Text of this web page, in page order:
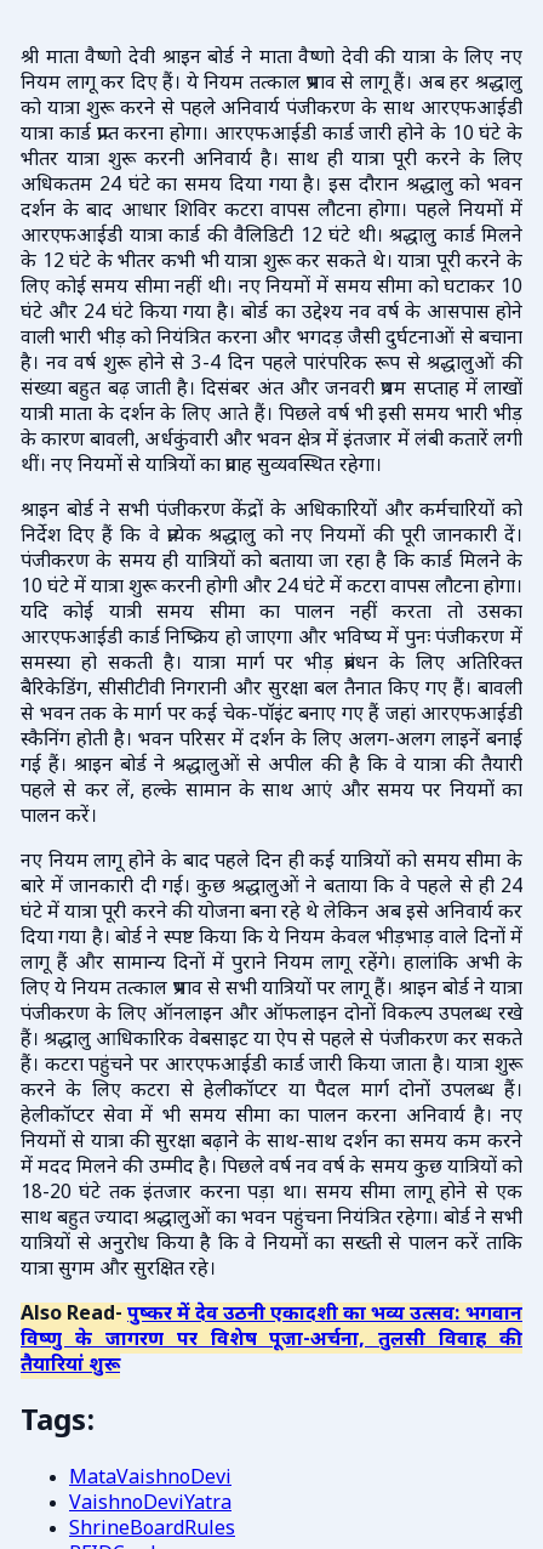
श्री माता वैष्णो देवी श्राइन बोर्ड ने माता वैष्णो देवी की यात्रा के लिए नए
नियम लागू कर दिए हैं। ये नियम तत्काल प्रभाव से लागू हैं। अब हर श्रद्धालु
को यात्रा शुरू करने से पहले अनिवार्य पंजीकरण के साथ आरएफआईडी
यात्रा कार्ड प्राप्त करना होगा। आरएफआईडी कार्ड जारी होने के 10 घंटे के
भीतर यात्रा शुरू करनी अनिवार्य है। साथ ही यात्रा पूरी करने के लिए
अधिकतम 24 घंटे का समय दिया गया है। इस दौरान श्रद्धालु को भवन
दर्शन के बाद आधार शिविर कटरा वापस लौटना होगा। पहले नियमों में
आरएफआईडी यात्रा कार्ड की वैलिडिटी 12 घंटे थी। श्रद्धालु कार्ड मिलने
के 12 घंटे के भीतर कभी भी यात्रा शुरू कर सकते थे। यात्रा पूरी करने के
लिए कोई समय सीमा नहीं थी। नए नियमों में समय सीमा को घटाकर 10
घंटे और 24 घंटे किया गया है। बोर्ड का उद्देश्य नव वर्ष के आसपास होने
वाली भारी भीड़ को नियंत्रित करना और भगदड़ जैसी दुर्घटनाओं से बचाना
है। नव वर्ष शुरू होने से 3-4 दिन पहले पारंपरिक रूप से श्रद्धालुओं की
संख्या बहुत बढ़ जाती है। दिसंबर अंत और जनवरी प्रथम सप्ताह में लाखों
यात्री माता के दर्शन के लिए आते हैं। पिछले वर्ष भी इसी समय भारी भीड़
के कारण बावली, अर्धकुंवारी और भवन क्षेत्र में इंतजार में लंबी कतारें लगी
थीं। नए नियमों से यात्रियों का प्रवाह सुव्यवस्थित रहेगा।
श्राइन बोर्ड ने सभी पंजीकरण केंद्रों के अधिकारियों और कर्मचारियों को
निर्देश दिए हैं कि वे प्रत्येक श्रद्धालु को नए नियमों की पूरी जानकारी दें।
पंजीकरण के समय ही यात्रियों को बताया जा रहा है कि कार्ड मिलने के
10 घंटे में यात्रा शुरू करनी होगी और 24 घंटे में कटरा वापस लौटना होगा।
यदि कोई यात्री समय सीमा का पालन नहीं करता तो उसका
आरएफआईडी कार्ड निष्क्रिय हो जाएगा और भविष्य में पुनः पंजीकरण में
समस्या हो सकती है। यात्रा मार्ग पर भीड़ प्रबंधन के लिए अतिरिक्त
बैरिकेडिंग, सीसीटीवी निगरानी और सुरक्षा बल तैनात किए गए हैं। बावली
से भवन तक के मार्ग पर कई चेक-पॉइंट बनाए गए हैं जहां आरएफआईडी
स्कैनिंग होती है। भवन परिसर में दर्शन के लिए अलग-अलग लाइनें बनाई
गई हैं। श्राइन बोर्ड ने श्रद्धालुओं से अपील की है कि वे यात्रा की तैयारी
पहले से कर लें, हल्के सामान के साथ आएं और समय पर नियमों का
पालन करें।
नए नियम लागू होने के बाद पहले दिन ही कई यात्रियों को समय सीमा के
बारे में जानकारी दी गई। कुछ श्रद्धालुओं ने बताया कि वे पहले से ही 24
घंटे में यात्रा पूरी करने की योजना बना रहे थे लेकिन अब इसे अनिवार्य कर
दिया गया है। बोर्ड ने स्पष्ट किया कि ये नियम केवल भीड़भाड़ वाले दिनों में
लागू हैं और सामान्य दिनों में पुराने नियम लागू रहेंगे। हालांकि अभी के
लिए ये नियम तत्काल प्रभाव से सभी यात्रियों पर लागू हैं। श्राइन बोर्ड ने यात्रा
पंजीकरण के लिए ऑनलाइन और ऑफलाइन दोनों विकल्प उपलब्ध रखे
हैं। श्रद्धालु आधिकारिक वेबसाइट या ऐप से पहले से पंजीकरण कर सकते
हैं। कटरा पहुंचने पर आरएफआईडी कार्ड जारी किया जाता है। यात्रा शुरू
करने के लिए कटरा से हेलीकॉप्टर या पैदल मार्ग दोनों उपलब्ध हैं।
हेलीकॉप्टर सेवा में भी समय सीमा का पालन करना अनिवार्य है। नए
नियमों से यात्रा की सुरक्षा बढ़ाने के साथ-साथ दर्शन का समय कम करने
में मदद मिलने की उम्मीद है। पिछले वर्ष नव वर्ष के समय कुछ यात्रियों को
18-20 घंटे तक इंतजार करना पड़ा था। समय सीमा लागू होने से एक
साथ बहुत ज्यादा श्रद्धालुओं का भवन पहुंचना नियंत्रित रहेगा। बोर्ड ने सभी
यात्रियों से अनुरोध किया है कि वे नियमों का सख्ती से पालन करें ताकि
यात्रा सुगम और सुरक्षित रहे।
Also Read- पुष्कर में देव उठनी एकादशी का भव्य उत्सव: भगवान
विष्णु के जागरण पर विशेष पूजा-अर्चना, तुलसी विवाह की
तैयारियां शुरू
Tags:
MataVaishnoDevi
VaishnoDeviYatra
ShrineBoardRules